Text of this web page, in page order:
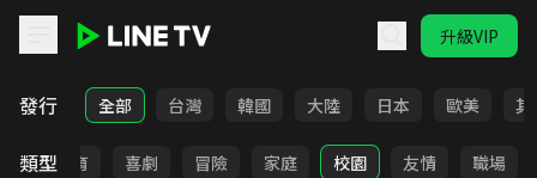
升級VIP
LINE TV - 育樂
發行 全部 台灣 韓國 大陸 日本 歐美 其
類型教育 喜劇 冒險 家庭 校園 友情 職場